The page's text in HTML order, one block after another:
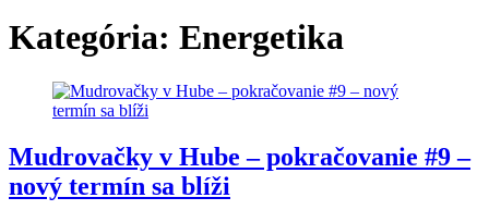
Kategória: Energetika
Mudrovačky v Hube – pokračovanie #9 –
nový termín sa blíži